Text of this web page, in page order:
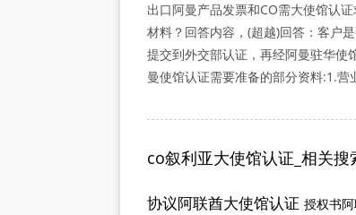
出口阿曼产品发票和CO需大使馆认
材料？回答内容，(超越)回答：客户
提交到外交部认证，再经阿曼驻华
曼使馆认证需要准备的部分资料:1.营
co叙利亚大使馆认证_相关搜
协议阿联酋大使馆认证 授权书